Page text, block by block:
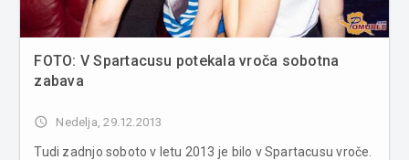
FOTO: V Spartacusu potekala vroča sobotna
zabava
access_time Nedelja, 29.12.2013
Tudi zadnjo soboto v letu 2013 je bilo v Spartacusu vroče.